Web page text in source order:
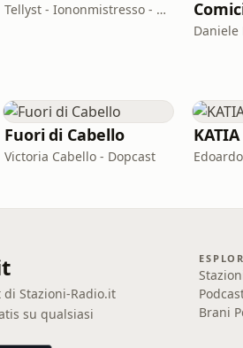
Tellyst - Iononmistresso - Vois
Daniele
Fuori di Cabello
Victoria Cabello - Dopcast
KATIA
Stazioni-Radio.it
su qualsiasi
Brani